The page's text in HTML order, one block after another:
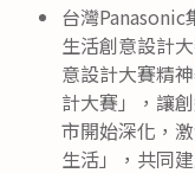
台灣
生活創意設計
意設計大賽精
計大賽」，讓
市開始深化，
生活」，共同